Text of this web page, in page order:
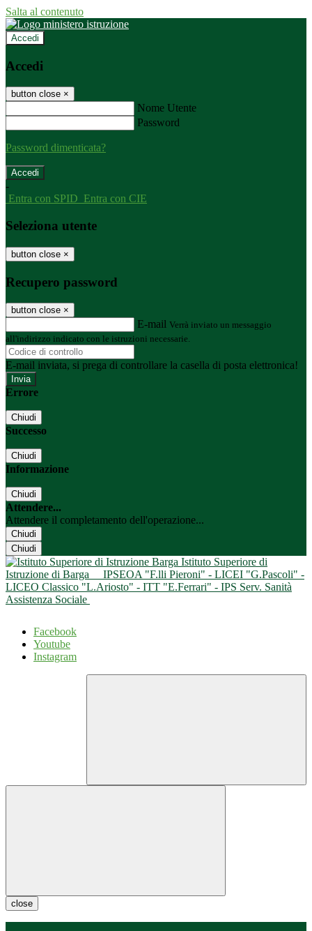
Salta al contenuto
Accedi
Accedi
button close ×
Nome Utente
Password
Password dimenticata?
-
Entra con SPID Entra con CIE
Seleziona utente
button close ×
Recupero password
button close ×
E-mail Verrà inviato un messaggio
all'indirizzo indicato con le istruzioni necessarie.
E-mail inviata, si prega di controllare la casella di posta elettronica!
Errore
Chiudi
Successo
Chiudi
Informazione
Chiudi
Attendere...
Attendere il completamento dell'operazione...
Chiudi
Chiudi
Istituto Superiore di
Istruzione di Barga
IPSEOA "F.lli Pieroni" - LICEI "G.Pascoli" -
LICEO Classico "L.Ariosto" - ITT "E.Ferrari" - IPS Serv. Sanità
Assistenza Sociale
Facebook
Youtube
Instagram
close